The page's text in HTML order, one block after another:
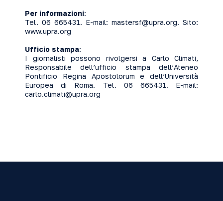
Per informazioni:
Tel. 06 665431. E-mail: mastersf@upra.org. Sito:
www.upra.org
Ufficio stampa:
I giornalisti possono rivolgersi a Carlo Climati,
Responsabile dell’ufficio stampa dell’Ateneo
Pontificio Regina Apostolorum e dell’Università
Europea di Roma. Tel. 06 665431. E-mail:
carlo.climati@upra.org